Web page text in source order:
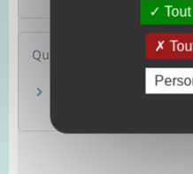
Questions ? Réponses !
En quoi consiste la